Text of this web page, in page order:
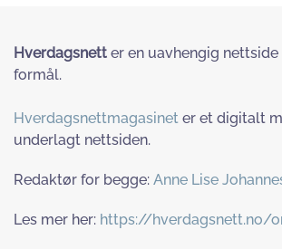
Hverdagsnett er en uavhengig
formål.
Hverdagsnettmagasinet er et digitalt
underlagt nettsiden.
Redaktør for begge: Anne Lise
Les mer her: https://hverdagsnett.no/